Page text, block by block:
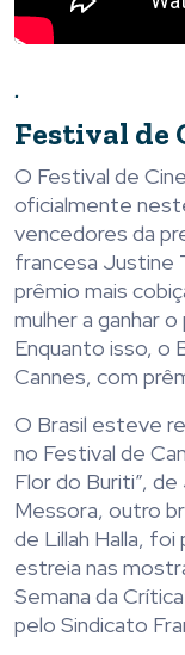
.
Festival de
O Festival de
oficialmente
vencedores da
francesa Justine
prêmio mais
mulher a ganhar
Enquanto isso, o
Cannes, com
O Brasil esteve
no Festival de
Flor do Buriti”,
Messora, outro
de Lillah Halla,
estreia nas
Semana da
pelo Sindicato